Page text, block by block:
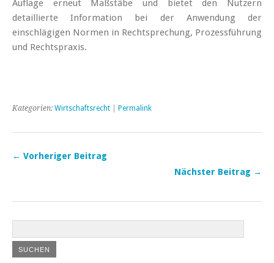
Auflage erneut Maßstäbe und bietet den Nutzern
detaillierte Information bei der Anwendung der
einschlägigen Normen in Rechtsprechung, Prozessführung
und Rechtspraxis.
Kategorien: Wirtschaftsrecht Permalink
← Vorheriger Beitrag
Nächster Beitrag →